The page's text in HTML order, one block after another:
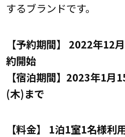
するブランドです。
【予約期間】 2022年12
約開始
【宿泊期間】2023年1月
(木)まで
【料金】 1泊1室1名様